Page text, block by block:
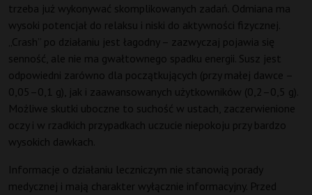
trzeba już wykonywać skomplikowanych zadań. Odmiana ma
wysoki potencjał do relaksu i niski do aktywności fizycznej.
„Crash” po działaniu jest łagodny – zazwyczaj pojawia się
senność, ale nie ma gwałtownego spadku energii. Susz jest
odpowiedni zarówno dla początkujących (przy małej dawce –
0,05–0,1 g), jak i zaawansowanych użytkowników (0,2–0,5 g).
Możliwe skutki uboczne to suchość w ustach, zaczerwienione
oczy i w rzadkich przypadkach uczucie niepokoju przy bardzo
wysokich dawkach.
Informacje o działaniu leczniczym nie stanowią porady
medycznej i mają charakter wyłącznie informacyjny. Przed